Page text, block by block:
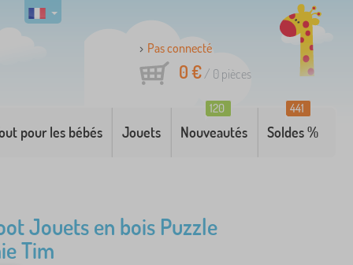
Pas connecté
0 €/ 0 pièces
pour les bébés Jouets Nouveautés
120
Soldes %
441
Jouets en bois Puzzle
Tim